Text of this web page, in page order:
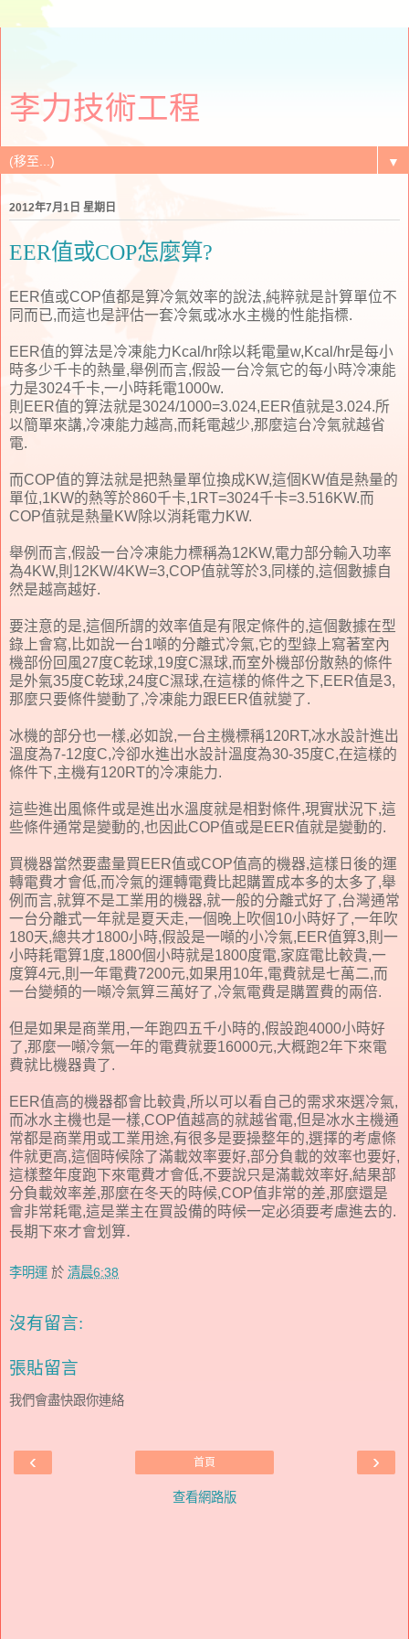
李力技術工程
▼
2012年7月1日 星期日
EER值或COP怎麼算?
EER值或COP值都是算冷氣效率的說法,純粹就是計算單位不
同而已,而這也是評估一套冷氣或冰水主機的性能指標.
EER值的算法是冷凍能力Kcal/hr除以耗電量w,Kcal/hr是每小
時多少千卡的熱量,舉例而言,假設一台冷氣它的每小時冷凍能
力是3024千卡,一小時耗電1000w.
則EER值的算法就是3024/1000=3.024,EER值就是3.024.所
以簡單來講,冷凍能力越高,而耗電越少,那麼這台冷氣就越省
電.
而COP值的算法就是把熱量單位換成KW,這個KW值是熱量的
單位,1KW的熱等於860千卡,1RT=3024千卡=3.516KW.而
COP值就是熱量KW除以消耗電力KW.
舉例而言,假設一台冷凍能力標稱為12KW,電力部分輸入功率
為4KW,則12KW/4KW=3,COP值就等於3,同樣的,這個數據自
然是越高越好.
要注意的是,這個所謂的效率值是有限定條件的,這個數據在型
錄上會寫,比如說一台1噸的分離式冷氣,它的型錄上寫著室內
機部份回風27度C乾球,19度C濕球,而室外機部份散熱的條件
是外氣35度C乾球,24度C濕球,在這樣的條件之下,EER值是3,
那麼只要條件變動了,冷凍能力跟EER值就變了.
冰機的部分也一樣,必如說,一台主機標稱120RT,冰水設計進出
溫度為7-12度C,冷卻水進出水設計溫度為30-35度C,在這樣的
條件下,主機有120RT的冷凍能力.
這些進出風條件或是進出水溫度就是相對條件,現實狀況下,這
些條件通常是變動的,也因此COP值或是EER值就是變動的.
買機器當然要盡量買EER值或COP值高的機器,這樣日後的運
轉電費才會低,而冷氣的運轉電費比起購置成本多的太多了,舉
例而言,就算不是工業用的機器,就一般的分離式好了,台灣通常
一台分離式一年就是夏天走,一個晚上吹個10小時好了,一年吹
180天,總共才1800小時,假設是一噸的小冷氣,EER值算3,則一
小時耗電算1度,1800個小時就是1800度電,家庭電比較貴,一
度算4元,則一年電費7200元,如果用10年,電費就是七萬二,而
一台變頻的一噸冷氣算三萬好了,冷氣電費是購置費的兩倍.
但是如果是商業用,一年跑四五千小時的,假設跑4000小時好
了,那麼一噸冷氣一年的電費就要16000元,大概跑2年下來電
費就比機器貴了.
EER值高的機器都會比較貴,所以可以看自己的需求來選冷氣,
而冰水主機也是一樣,COP值越高的就越省電,但是冰水主機通
常都是商業用或工業用途,有很多是要操整年的,選擇的考慮條
件就更高,這個時候除了滿載效率要好,部分負載的效率也要好,
這樣整年度跑下來電費才會低,不要說只是滿載效率好,結果部
分負載效率差,那麼在冬天的時候,COP值非常的差,那麼還是
會非常耗電,這是業主在買設備的時候一定必須要考慮進去的.
長期下來才會划算.
李明運 於 清晨6:38
沒有留言:
張貼留言
我們會盡快跟你連絡
‹ ›
首頁
查看網路版